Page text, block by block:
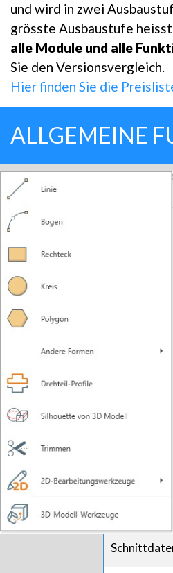
und wird in zwei
grösste Ausbaustufe heisst
alle Module und alle
Sie den Versionsvergleich.
Hier finden Sie die
ALLGEMEINE
Fast
Nuten,
sieht, wie
Operation
3D
von
2D- und
und DWG,
kann